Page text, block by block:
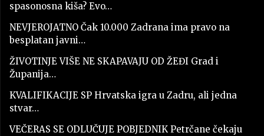
spasonosna kiša? Evo…
NEVJEROJATNO Čak 10.000 Zadrana ima pravo na
besplatan javni…
ŽIVOTINJE VIŠE NE SKAPAVAJU OD ŽEĐI Grad i
Županija…
KVALIFIKACIJE SP Hrvatska igra u Zadru, ali jedna
stvar…
VEČERAS SE ODLUČUJE POBJEDNIK Petrčane čekaju